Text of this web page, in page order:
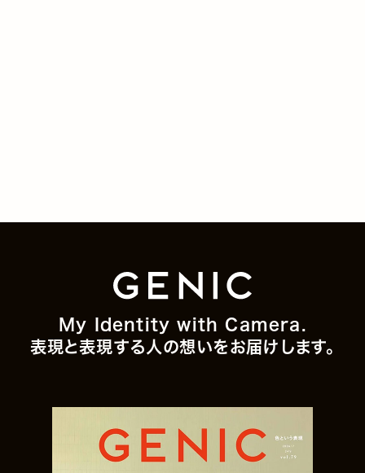
My Identity with Camera.
表現と表現する人の想いをお届けします。